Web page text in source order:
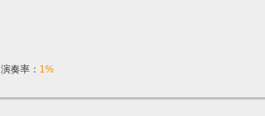
演奏率： 1%